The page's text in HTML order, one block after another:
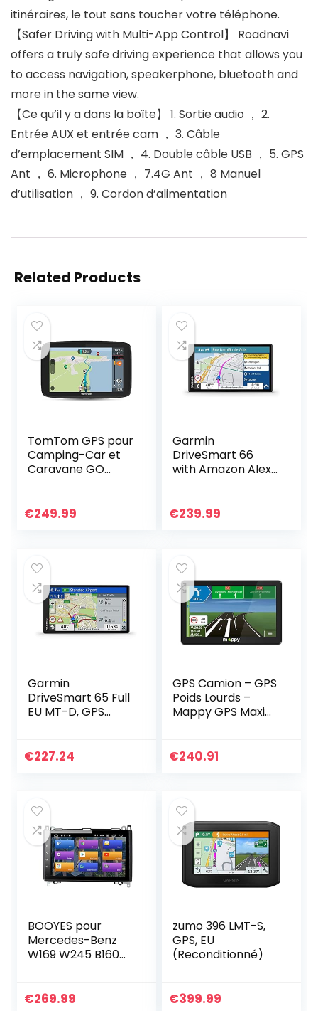
itinéraires, le tout sans toucher votre téléphone.
【Safer Driving with Multi-App Control】 Roadnavi
offers a truly safe driving experience that allows you
to access navigation, speakerphone, bluetooth and
more in the same view.
【Ce qu’il y a dans la boîte】 1. Sortie audio ， 2.
Entrée AUX et entrée cam ， 3. Câble
d’emplacement SIM ， 4. Double câble USB ， 5. GPS
Ant ， 6. Microphone ， 7.4G Ant ， 8 Manuel
d’utilisation ， 9. Cordon d’alimentation
Related Products
TomTom GPS pour
Camping-Car et
Caravane GO
pour Camping-
Traffic, Alertes des
Zones de Danger
et Cartes d’europe
Noir
€249.99
Garmin
DriveSmart 66
with Amazon Alexa
€239.99
Garmin
DriveSmart 65 Full
EU MT-D, GPS
€227.24
GPS Camion – GPS
Poids Lourds –
Mappy GPS Maxi
44 pays – Mise à
€240.91
BOOYES pour
Mercedes-Benz
W169 W245 B160
W906 Sprinter VW
€269.99
zumo 396 LMT-S,
GPS, EU
(Reconditionné)
€399.99